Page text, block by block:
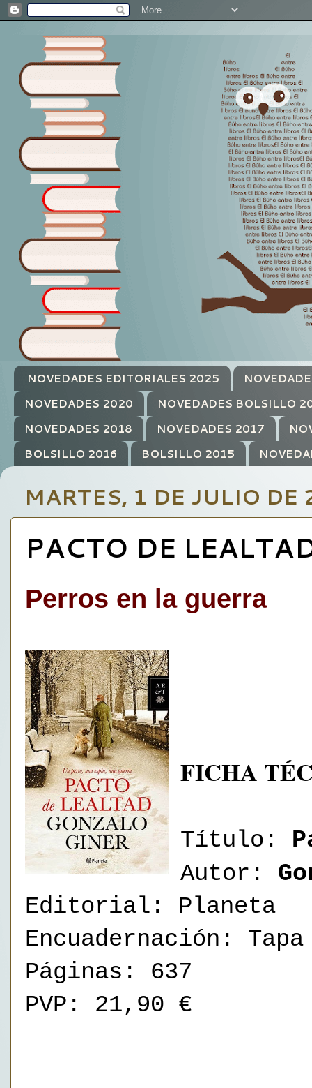
NOVEDADES EDITORIALES 2025
NOVEDADES 2020
NOVEDADES BOLSILLO
NOVEDADES 2018
NOVEDADES 2017
BOLSILLO 2016
BOLSILLO 2015
MARTES, 1 DE JULIO DE
PACTO DE
Perros en la guerra
FICHA
Título:
Autor:
Editorial: Planeta
Encuadernación:
Páginas: 637
PVP: 21,90 €